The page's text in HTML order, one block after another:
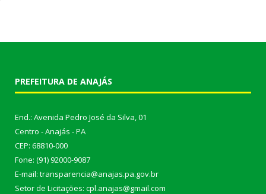
PREFEITURA DE ANAJÁS
End.: Avenida Pedro José da Silva, 01
Centro - Anajás - PA
CEP: 68810-000
Fone: (91) 92000-9087
E-mail: transparencia@anajas.pa.gov.br
Setor de Licitações: cpl.anajas@gmail.com